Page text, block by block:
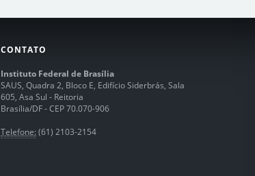
CONTATO
Instituto Federal de Brasília
SAUS, Quadra 2, Bloco E, Edifício Siderbrás, Sala
605, Asa Sul - Reitoria
Brasília/DF - CEP 70.070-906
Telefone: (61) 2103-2154